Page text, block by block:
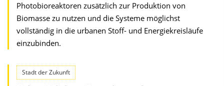
Photobioreaktoren zusätzlich zur Produktion von
Biomasse zu nutzen und die Systeme möglichst
vollständig in die urbanen Stoff- und Energiekreisläufe
einzubinden.
Stadt der Zukunft